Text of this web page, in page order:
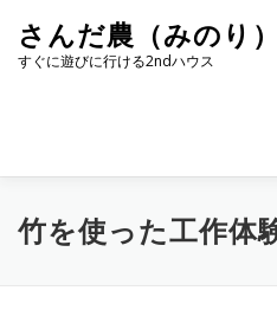
キ
さんだ農（みのり
すぐに遊びに行ける2ndハウス
竹を使った工作体